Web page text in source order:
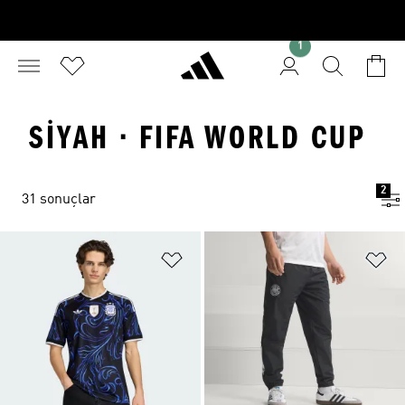
1
SIYAH · FIFA WORLD CUP
31 sonuçlar
2
Favori Listesine Ekle